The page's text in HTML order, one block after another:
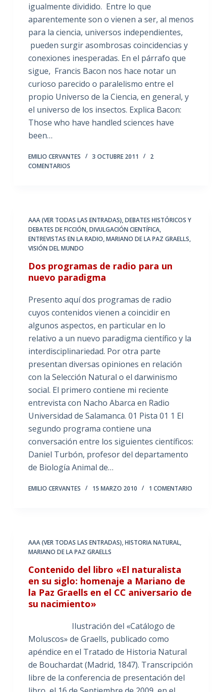
igualmente dividido. Entre lo que
aparentemente son o vienen a ser, al menos
para la ciencia, universos independientes,
pueden surgir asombrosas coincidencias y
conexiones inesperadas. En el párrafo que
sigue, Francis Bacon nos hace notar un
curioso parecido o paralelismo entre el
propio Universo de la Ciencia, en general, y
el universo de los insectos. Explica Bacon:
Those who have handled sciences have
been…
EMILIO CERVANTES 3 OCTUBRE 2011
2
COMENTARIOS
AAA (VER TODAS LAS ENTRADAS),DEBATES HISTÓRICOS Y
DEBATES DE FICCIÓN,DIVULGACIÓN CIENTÍFICA,
ENTREVISTAS EN LA RADIO,MARIANO DE LA PAZ GRAELLS,
VISIÓN DEL MUNDO
Dos programas de radio para un
nuevo paradigma
Presento aquí dos programas de radio
cuyos contenidos vienen a coincidir en
algunos aspectos, en particular en lo
relativo a un nuevo paradigma científico y la
interdisciplinariedad. Por otra parte
presentan diversas opiniones en relación
con la Selección Natural o el darwinismo
social. El primero contiene mi reciente
entrevista con Nacho Abarca en Radio
Universidad de Salamanca. 01 Pista 01 1 El
segundo programa contiene una
conversación entre los siguientes científicos:
Daniel Turbón, profesor del departamento
de Biología Animal de…
EMILIO CERVANTES 15 MARZO 2010 1 COMENTARIO
AAA (VER TODAS LAS ENTRADAS),HISTORIA NATURAL,
MARIANO DE LA PAZ GRAELLS
Contenido del libro «El naturalista
en su siglo: homenaje a Mariano de
la Paz Graells en el CC aniversario de
su nacimiento»
Ilustración del «Catálogo de
Moluscos» de Graells, publicado como
apéndice en el Tratado de Historia Natural
de Bouchardat (Madrid, 1847). Transcripción
libre de la conferencia de presentación del